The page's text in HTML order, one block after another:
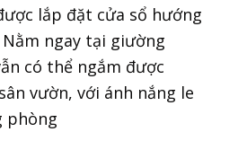
lắp đặt cửa sổ hướng
ngay tại giường
có thể ngắm được
vườn, với ánh nắng le
phòng